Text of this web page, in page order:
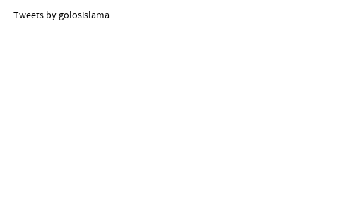
Tweets by golosislama